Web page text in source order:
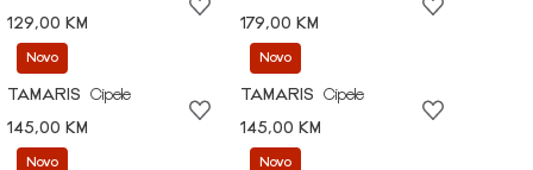
129,00 KM
179,00 KM
Novo
TAMARIS
Cipele
145,00 KM
Novo
TAMARIS
Cipele
145,00 KM
Novo Novo